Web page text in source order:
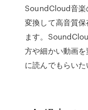
SoundCloud音楽
変換して高音質
ます。
方や細かい動画
に読んでもらいた